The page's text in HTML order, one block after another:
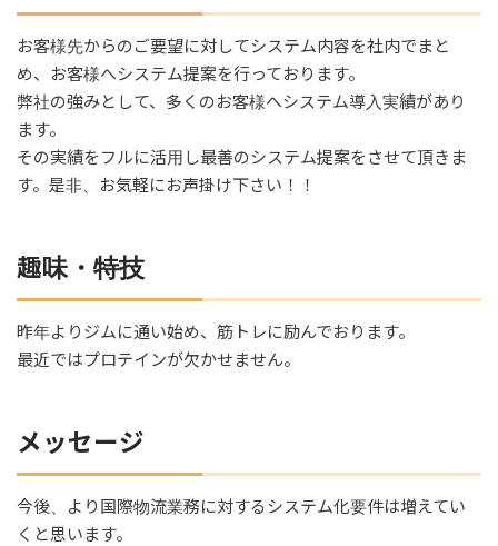
お客様先からのご要望に対してシステム内容を社内でまと
め、お客様へシステム提案を行っております。
弊社の強みとして、多くのお客様へシステム導入実績があり
ます。
その実績をフルに活用し最善のシステム提案をさせて頂きま
す。是非、お気軽にお声掛け下さい！！
趣味・特技
昨年よりジムに通い始め、筋トレに励んでおります。
最近ではプロテインが欠かせません。
メッセージ
今後、より国際物流業務に対するシステム化要件は増えてい
くと思います。